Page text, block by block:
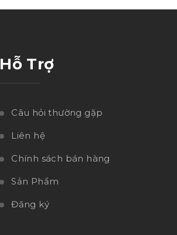
Hỗ Trợ
Câu hỏi thường gặp
Liên hệ
Chính sách bán hàng
Sản Phẩm
Đăng ký